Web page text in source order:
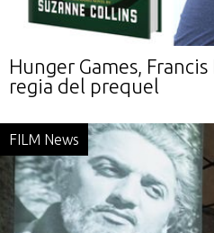
Hunger Games,
regia del prequel
FILM News